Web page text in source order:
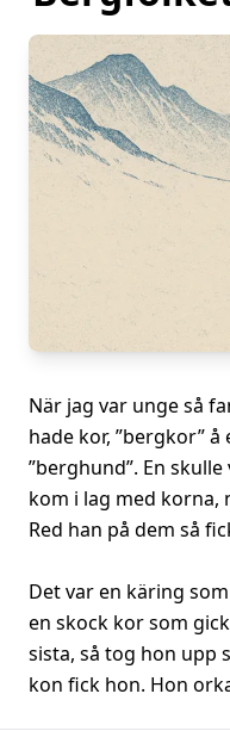
När jag var unge så
hade kor, ”bergkor”
”berghund”. En
kom i lag med korna,
Red han på dem så
Det var en käring
en skock kor som
sista, så tog hon upp
kon fick hon. Hon